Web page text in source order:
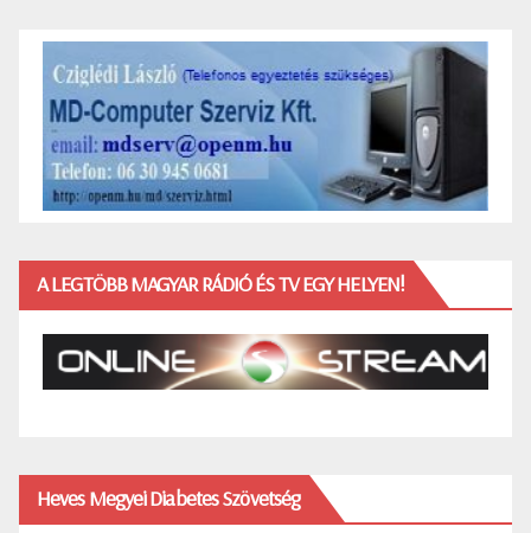
A LEGTÖBB MAGYAR RÁDIÓ ÉS TV EGY HELYEN!
Heves Megyei Diabetes Szövetség